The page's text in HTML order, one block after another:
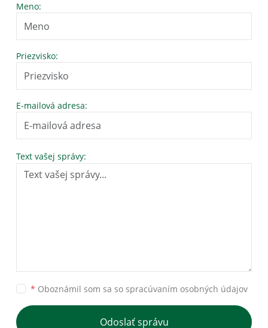
Meno:
Priezvisko:
E-mailová adresa:
Text vašej správy:
* Oboznámil som sa so spracúvaním osobných údajov
Odoslať správu